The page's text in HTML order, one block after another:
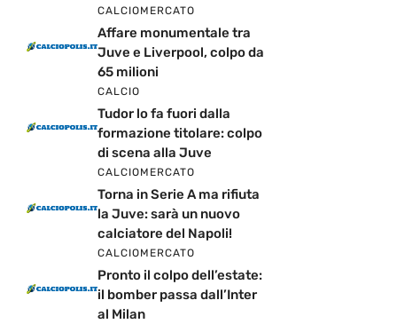
CALCIOMERCATO
Affare monumentale tra
Juve e Liverpool, colpo da
65 milioni
CALCIO
Tudor lo fa fuori dalla
formazione titolare: colpo
di scena alla Juve
CALCIOMERCATO
Torna in Serie A ma rifiuta
la Juve: sarà un nuovo
calciatore del Napoli!
CALCIOMERCATO
Pronto il colpo dell’estate:
il bomber passa dall’Inter
al Milan